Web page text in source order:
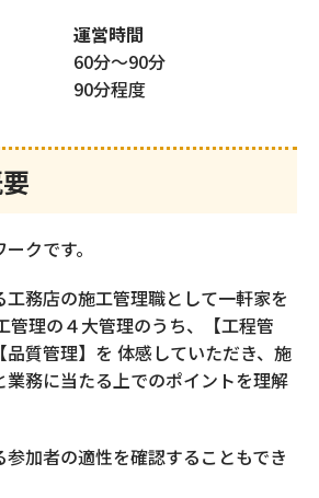
ォローアプリ
化のための
配信代行
配信代行
ア採用）
ス貸し会議室
運営時間
60分～90分
90分程度
クです。
務店の施工管理職として一軒家を
管理の４大管理のうち、【工程管
質管理】を 体感していただき、施
務に当たる上でのポイントを理解
加者の適性を確認することもでき